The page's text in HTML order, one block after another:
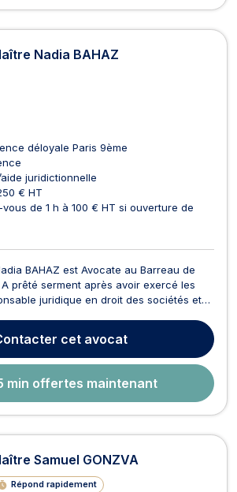
Nadia BAHAZ
déloyale Paris 9ème
juridictionnelle
€ HT
de 1 h à 100 € HT si ouverture de
BAHAZ est Avocate au Barreau de
prêté serment après avoir exercé les
juridique en droit des sociétés et
cabinets d’avocats
vers le conseil et le contentieux,...
cet avocat
min offertes maintenant
Samuel GONZVA
Répond rapidement